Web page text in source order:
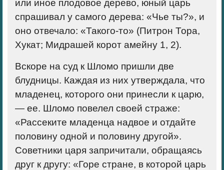
или иное плодовое дерево, юный царь
спрашивал у самого дерева: «Чье ты?», и
оно отвечало: «Такого-то» (Питрон Тора,
Хукат; Мидрашей корот амейну 1, 2).
Вскоре на суд к Шломо пришли две
блудницы. Каждая из них утверждала, что
младенец, которого они принесли к царю,
— ее. Шломо повелел своей страже:
«Рассеките младенца надвое и отдайте
половину одной и половину другой».
Советники царя запричитали, обращаясь
друг к другу: «Горе стране, в которой царь